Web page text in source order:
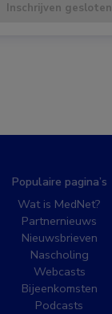
Inschrijven gesloten
Populaire pagina’s
Wat is MedNet?
Partnernieuws
Nieuwsbrieven
Nascholing
Webcasts
Bijeenkomsten
Podcasts